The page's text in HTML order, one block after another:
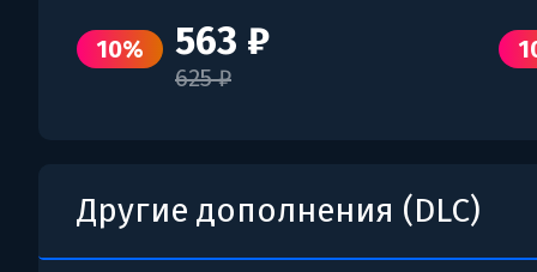
10% 563 ₽
625 ₽
Другие дополнения (DLC)